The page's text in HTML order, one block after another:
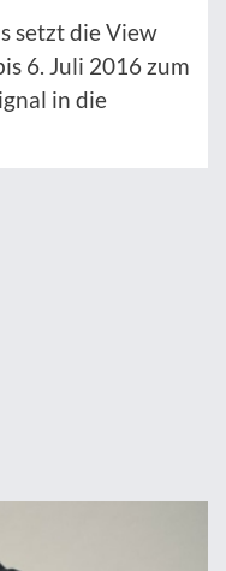
setzt die View
6. Juli 2016 zum
in die